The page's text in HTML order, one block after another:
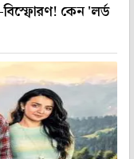
কেন 'লর্ড